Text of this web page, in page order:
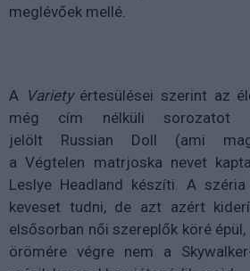
meglévőek mellé.
A Variety értesülései szerint az
még cím nélküli sorozatot
jelölt Russian Doll (ami
aVégtelen matrjoska nevet
Leslye Headland készíti. A
keveset tudni, de azt azért
elsősorban női szereplők köré
örömére végre nem a